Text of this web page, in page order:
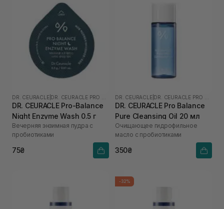
DR. CEURACLE
DR. CEURACLE Pro-Balance
Night Enzyme Wash 0.5 г
Вечерняя энзимная пудра с
пробиотиками
75₴
DR. CEURACLE
DR. CEURACLE Pro Balance
Pure Cleansing Oil 20 мл
Очищающее гидрофильное
масло с пробиотиками
350₴
-32%